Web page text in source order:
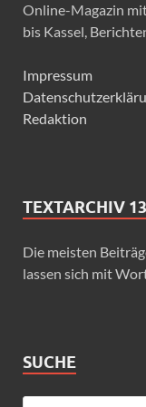
Online-Magazin
bis Kassel,
Impressum
Redaktion
TEXTARCHIV
Die meisten
lassen sich mit
SUCHE